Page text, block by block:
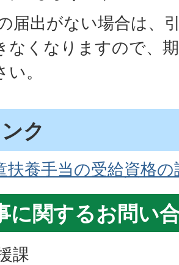
届出がない場合は、
なくなりますので、
。
ク
扶養手当の受給資格
に関するお問い
課